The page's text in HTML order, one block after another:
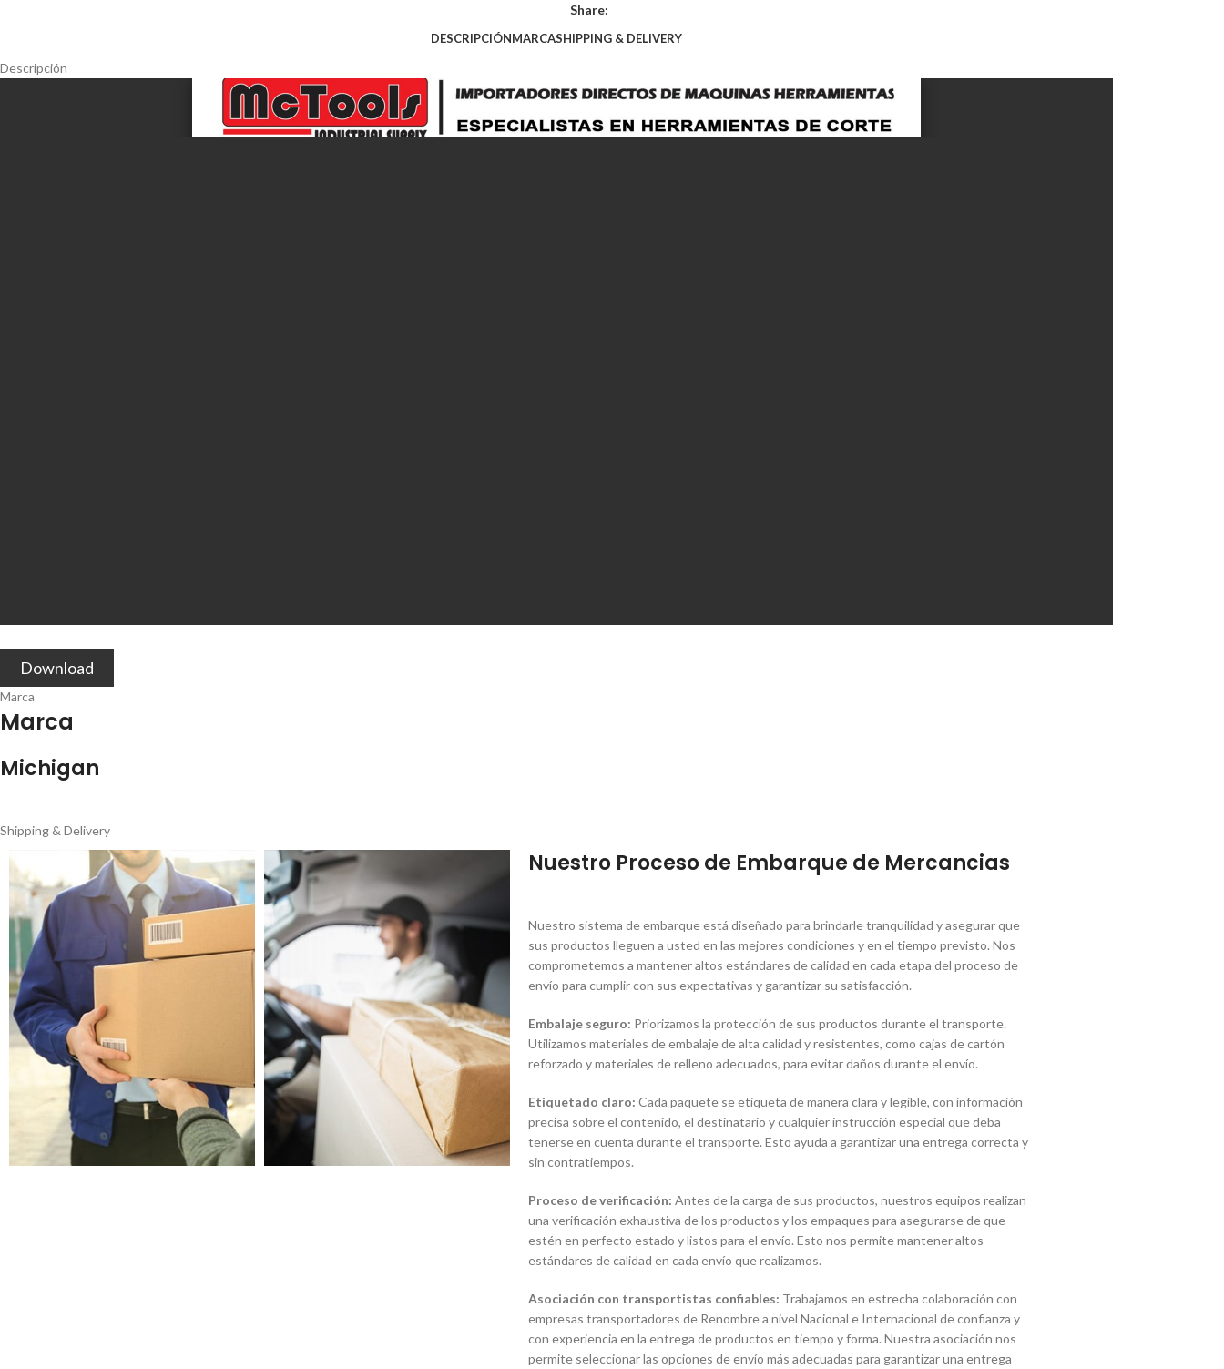
Share:
DESCRIPCIÓNMARCASHIPPING & DELIVERY
Descripción
Download
Marca
Marca
Michigan
Shipping & Delivery
Nuestro Proceso de Embarque de Mercancias
Nuestro sistema de embarque está diseñado para brindarle tranquilidad y asegurar que
sus productos lleguen a usted en las mejores condiciones y en el tiempo previsto. Nos
comprometemos a mantener altos estándares de calidad en cada etapa del proceso de
envío para cumplir con sus expectativas y garantizar su satisfacción.
Embalaje seguro: Priorizamos la protección de sus productos durante el transporte.
Utilizamos materiales de embalaje de alta calidad y resistentes, como cajas de cartón
reforzado y materiales de relleno adecuados, para evitar daños durante el envío.
Etiquetado claro: Cada paquete se etiqueta de manera clara y legible, con información
precisa sobre el contenido, el destinatario y cualquier instrucción especial que deba
tenerse en cuenta durante el transporte. Esto ayuda a garantizar una entrega correcta y
sin contratiempos.
Proceso de verificación: Antes de la carga de sus productos, nuestros equipos realizan
una verificación exhaustiva de los productos y los empaques para asegurarse de que
estén en perfecto estado y listos para el envío. Esto nos permite mantener altos
estándares de calidad en cada envío que realizamos.
Asociación con transportistas confiables: Trabajamos en estrecha colaboración con
empresas transportadores de Renombre a nivel Nacional e Internacional de confianza y
con experiencia en la entrega de productos en tiempo y forma. Nuestra asociación nos
permite seleccionar las opciones de envío más adecuadas para garantizar una entrega